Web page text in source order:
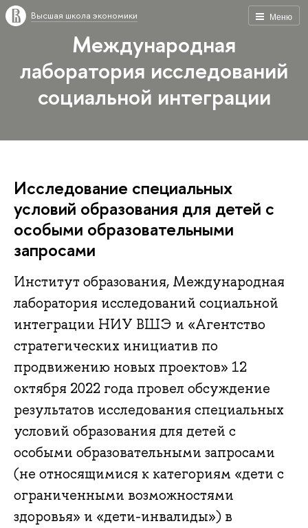
Меню
Высшая школа экономики
Международная
лаборатория исследований
социальной интеграции
Исследование специальных
условий образования для детей с
особыми образовательными
запросами
Институт образования, Международная
лаборатория исследований социальной
интеграции НИУ ВШЭ и «Агентство
стратегических инициатив по
продвижению новых проектов» 12
октября 2022 года провел обсуждение
результатов исследования специальных
условий образования для детей с
особыми образовательными запросами
(не относящимися к категориям «дети с
ограниченными возможностями
здоровья» и «дети-инвалиды») в